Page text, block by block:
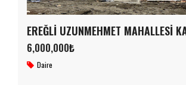
6,000,000₺
Daire